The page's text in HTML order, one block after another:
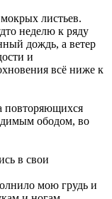
листьев.
неделю к ряду
дождь, а ветер
и
всё ниже к
повторяющихся
ободом, во
в свои
мою грудь и